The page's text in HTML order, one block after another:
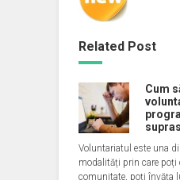
Related Post
Cum
Voluntariatul este una
modalități prin care poți
comunitate, poți învăța